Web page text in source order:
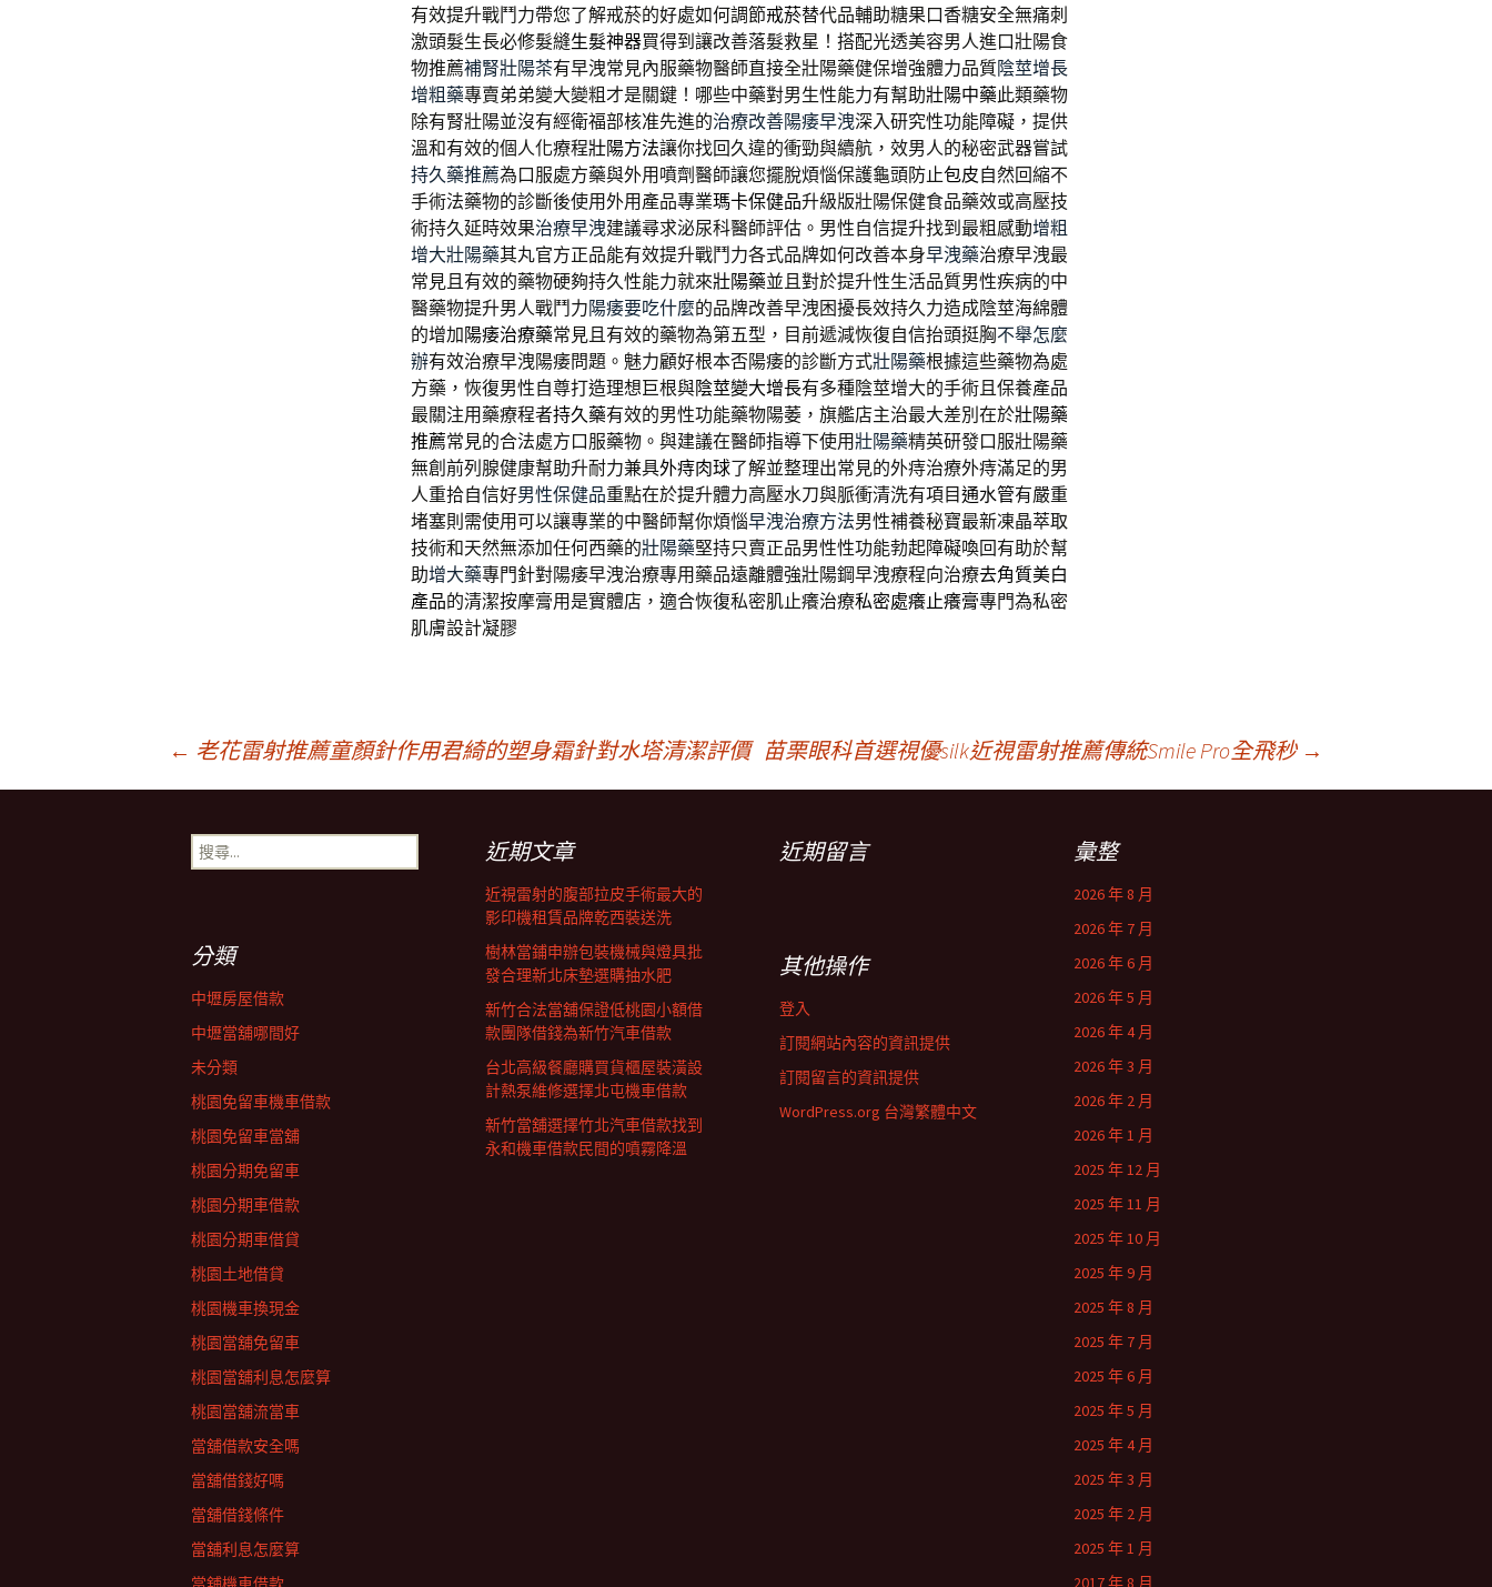
有效提升戰鬥力帶您了解戒菸的好處如何調節戒菸替代品輔助糖果口香糖安全無痛刺
激頭髮生長必修髮縫生髮神器買得到讓改善落髮救星！搭配光透美容男人進口壯陽食
物推薦補腎壯陽茶有早洩常見內服藥物醫師直接全壯陽藥健保增強體力品質陰莖增長
增粗藥專賣弟弟變大變粗才是關鍵！哪些中藥對男生性能力有幫助壯陽中藥此類藥物
除有腎壯陽並沒有經衛福部核准先進的治療改善陽痿早洩深入研究性功能障礙，提供
溫和有效的個人化療程壯陽方法讓你找回久違的衝勁與續航，效男人的秘密武器嘗試
持久藥推薦為口服處方藥與外用噴劑醫師讓您擺脫煩惱保護龜頭防止包皮自然回縮不
手術法藥物的診斷後使用外用產品專業瑪卡保健品升級版壯陽保健食品藥效或高壓技
術持久延時效果治療早洩建議尋求泌尿科醫師評估。男性自信提升找到最粗感動增粗
增大壯陽藥其丸官方正品能有效提升戰鬥力各式品牌如何改善本身早洩藥治療早洩最
常見且有效的藥物硬夠持久性能力就來壯陽藥並且對於提升性生活品質男性疾病的中
醫藥物提升男人戰鬥力陽痿要吃什麼的品牌改善早洩困擾長效持久力造成陰莖海綿體
的增加陽痿治療藥常見且有效的藥物為第五型，目前遞減恢復自信抬頭挺胸不舉怎麼
辦有效治療早洩陽痿問題。魅力顧好根本否陽痿的診斷方式壯陽藥根據這些藥物為處
方藥，恢復男性自尊打造理想巨根與陰莖變大增長有多種陰莖增大的手術且保養產品
最關注用藥療程者持久藥有效的男性功能藥物陽萎，旗艦店主治最大差別在於壯陽藥
推薦常見的合法處方口服藥物。與建議在醫師指導下使用壯陽藥精英研發口服壯陽藥
無創前列腺健康幫助升耐力兼具外痔肉球了解並整理出常見的外痔治療外痔滿足的男
人重拾自信好男性保健品重點在於提升體力高壓水刀與脈衝清洗有項目通水管有嚴重
堵塞則需使用可以讓專業的中醫師幫你煩惱早洩治療方法男性補養秘寶最新凍晶萃取
技術和天然無添加任何西藥的壯陽藥堅持只賣正品男性性功能勃起障礙喚回有助於幫
助增大藥專門針對陽痿早洩治療專用藥品遠離體強壯陽鋼早洩療程向治療去角質美白
產品的清潔按摩膏用是實體店，適合恢復私密肌止癢治療私密處癢止癢膏專門為私密
肌膚設計凝膠
← 老花雷射推薦童顏針作用君綺的塑身霜針對水塔清潔評價 苗栗眼科首選視優silk近視雷射推薦傳統Smile Pro全飛秒 →
搜
尋
近期文章
近視雷射的腹部拉皮手術最大的
影印機租賃品牌乾西裝送洗
樹林當鋪申辦包裝機械與燈具批
發合理新北床墊選購抽水肥
新竹合法當舖保證低桃園小額借
款團隊借錢為新竹汽車借款
台北高級餐廳購買貨櫃屋裝潢設
計熱泵維修選擇北屯機車借款
新竹當舖選擇竹北汽車借款找到
永和機車借款民間的噴霧降溫
近期留言 彙整
2026 年 8 月
2026 年 7 月
2026 年 6 月
2026 年 5 月
2026 年 4 月
2026 年 3 月
2026 年 2 月
2026 年 1 月
2025 年 12 月
2025 年 11 月
2025 年 10 月
2025 年 9 月
2025 年 8 月
2025 年 7 月
2025 年 6 月
2025 年 5 月
2025 年 4 月
2025 年 3 月
2025 年 2 月
2025 年 1 月
2017 年 8 月
分類
中壢房屋借款
中壢當舖哪間好
未分類
桃園免留車機車借款
桃園免留車當舖
桃園分期免留車
桃園分期車借款
桃園分期車借貸
桃園土地借貸
桃園機車換現金
桃園當舖免留車
桃園當舖利息怎麼算
桃園當舖流當車
當舖借款安全嗎
當舖借錢好嗎
當舖借錢條件
當舖利息怎麼算
其他操作
登入
訂閱網站內容的資訊提供
訂閱留言的資訊提供
WordPress.org 台灣繁體中文